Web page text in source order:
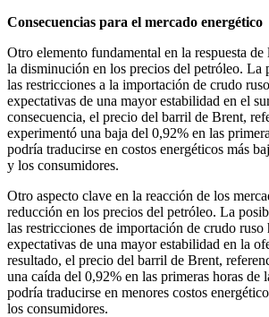
Consecuencias para el mercado energético
Otro elemento fundamental en la respuesta de
la disminución en los precios del petróleo. La
las restricciones a la importación de crudo
expectativas de una mayor estabilidad en el
consecuencia, el precio del barril de Brent,
experimentó una baja del 0,92% en las
podría traducirse en costos energéticos más
y los consumidores.
Otro aspecto clave en la reacción de los
reducción en los precios del petróleo. La
las restricciones de importación de crudo ruso
expectativas de una mayor estabilidad en la
resultado, el precio del barril de Brent,
una caída del 0,92% en las primeras horas de
podría traducirse en menores costos
los consumidores.